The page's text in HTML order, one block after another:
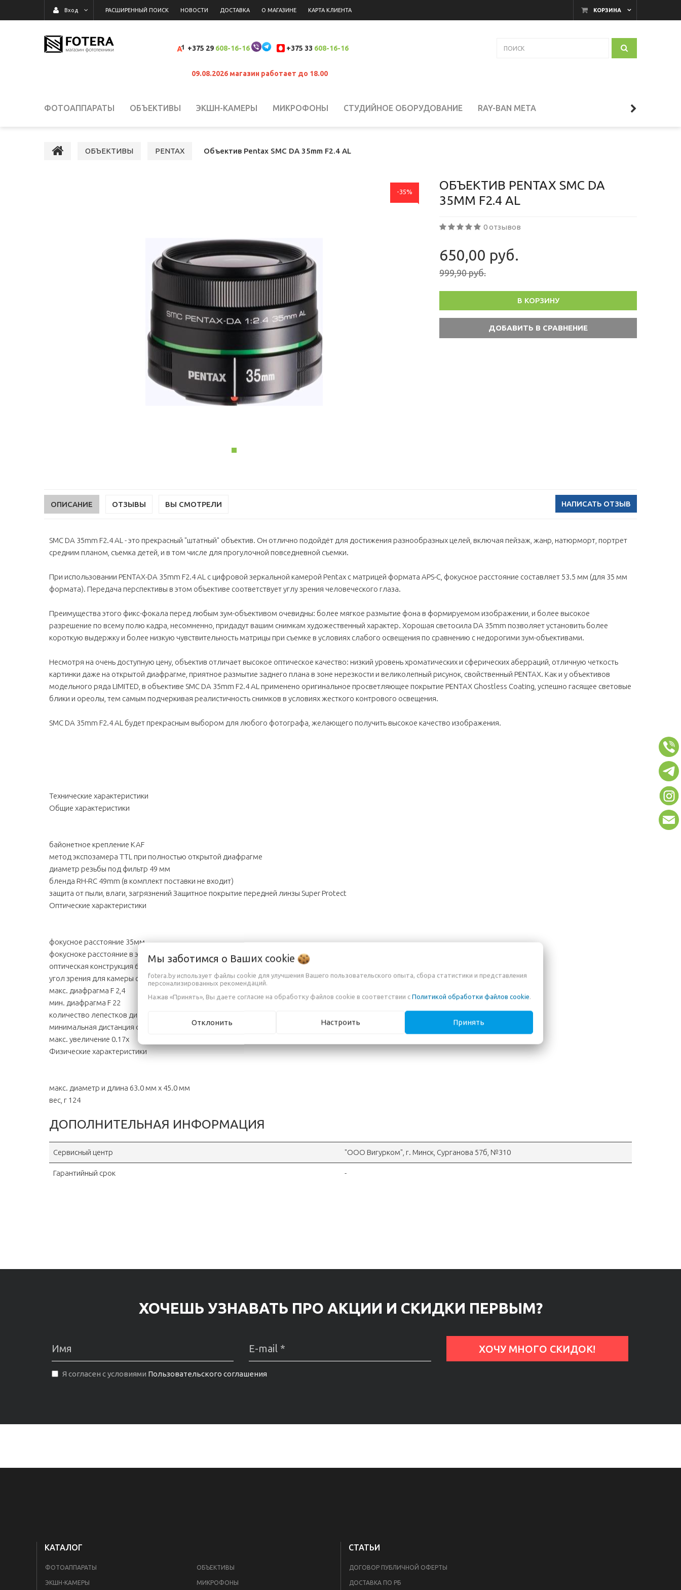
КОРЗИНА
Вход РАСШИРЕННЫЙ ПОИСК НОВОСТИ ДОСТАВКА О МАГАЗИНЕ КАРТА КЛИЕНТА
+375 29 608-16-16 +375 33 608-16-16
09.08.2026 магазин работает до 18.00
ФОТОАППАРАТЫ ОБЪЕКТИВЫ ЭКШН-КАМЕРЫ МИКРОФОНЫ СТУДИЙНОЕ ОБОРУДОВАНИЕ RAY-BAN META
БИНОКЛИ ТЕЛЕСКОПЫ
СРЕДСТВА ДЛЯ ОЧИСТКИ ОПТИКИ
ОБЪЕКТИВЫ PENTAX Объектив Pentax SMC DA 35mm F2.4 AL
-35%
ОБЪЕКТИВ PENTAX SMC DA
35MM F2.4 AL
0 отзывов
650,00 руб.
999,90 руб.
В КОРЗИНУ
ОПИСАНИЕ ОТЗЫВЫ НАПИСАТЬ ОТЗЫВ
ВЫ СМОТРЕЛИ
SMC DA 35mm F2.4 AL - это прекрасный "штатный" объектив. Он отлично подойдёт для достижения разнообразных целей, включая пейзаж, жанр, натюрморт, портрет
средним планом, съемка детей, и в том числе для прогулочной повседневной съемки.
При использовании PENTAX-DA 35mm F2.4 AL с цифровой зеркальной камерой Pentax с матрицей формата APS-C, фокусное расстояние составляет 53.5 мм (для 35 мм
формата). Передача перспективы в этом объективе соответствует углу зрения человеческого глаза.
Преимущества этого фикс-фокала перед любым зум-объективом очевидны: более мягкое размытие фона в формируемом изображении, и более высокое
разрешение по всему полю кадра, несомненно, придадут вашим снимкам художественный характер. Хорошая светосила DA 35mm позволяет установить более
короткую выдержку и более низкую чувствительность матрицы при съемке в условиях слабого освещения по сравнению с недорогими зум-объективами.
Несмотря на очень доступную цену, объектив отличает высокое оптическое качество: низкий уровень хроматических и сферических аберраций, отличную четкость
картинки даже на открытой диафрагме, приятное размытие заднего плана в зоне нерезкости и великолепный рисунок, свойственный PENTAX. Как и у объективов
модельного ряда LIMITED, в объективе SMC DA 35mm F2.4 AL применено оригинальное просветляющее покрытие PENTAX Ghostless Coating, успешно гасящее световые
блики и ореолы, тем самым подчеркивая реалистичность снимков в условиях жесткого контрового освещения.
SMC DA 35mm F2.4 AL будет прекрасным выбором для любого фотографа, желающего получить высокое качество изображения.
Технические характеристики
Общие характеристики
байонетное крепление KAF
метод экспозамера TTL при полностью открытой диафрагме
диаметр резьбы под фильтр 49 мм
бленда RH-RC 49mm (в комплект поставки не входит)
защита от пыли, влаги, загрязнений Защитное покрытие передней линзы Super Protect
Оптические характеристики
фокусное расстояние 35мм
фокусноке расстояние в эквиваленте формату 35 мм (для камеры с матрицей APS-C) 53.5 мм
оптическая конструкция 6 элементов в 5 группах
угол зрения для камеры с разм. кадра 23.5Х15.7мм 44°
макс. диафрагма F 2,4
мин. диафрагма F 22
количество лепестков диафрагмы 6
минимальная дистанция фокусировки, м 0.3
макс. увеличение 0.17x
Физические характеристики
макс. диаметр и длина 63.0 мм x 45.0 мм
вес, г 124
ДОПОЛНИТЕЛЬНАЯ ИНФОРМАЦИЯ
Сервисный центр "OOO Вигурком", г. Минск, Сурганова 57б, №310
Гарантийный срок -
ХОЧЕШЬ УЗНАВАТЬ ПРО АКЦИИ И СКИДКИ ПЕРВЫМ?
Я согласен с условиями Пользовательского соглашения
КАТАЛОГ
ФОТОАППАРАТЫ ОБЪЕКТИВЫ
ЭКШН-КАМЕРЫ МИКРОФОНЫ
СТАТЬИ
ДОГОВОР ПУБЛИЧНОЙ ОФЕРТЫ
ДОСТАВКА ПО РБ
Мы заботимся о Ваших cookie
fotera.by использует файлы cookie для улучшения Вашего пользовательского опыта, сбора статистики и представления
персонализированных рекомендаций.
Нажав «Принять», Вы даете согласие на обработку файлов cookie в соответствии с Политикой обработки файлов cookie.
Отклонить Настроить Принять